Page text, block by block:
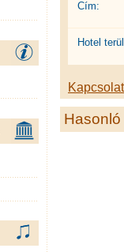
Cím:
Hotel